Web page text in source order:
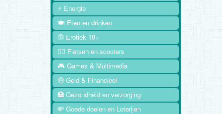
⚡ Energie
🍽️ Eten en drinken
🔞 Erotiek 18+
🚴‍♂️ Fietsen en scooters
🎮 Games & Multimedia
🤑 Geld & Financieel
🏥 Gezondheid en verzorging
💸 Goede doelen en Loterijen